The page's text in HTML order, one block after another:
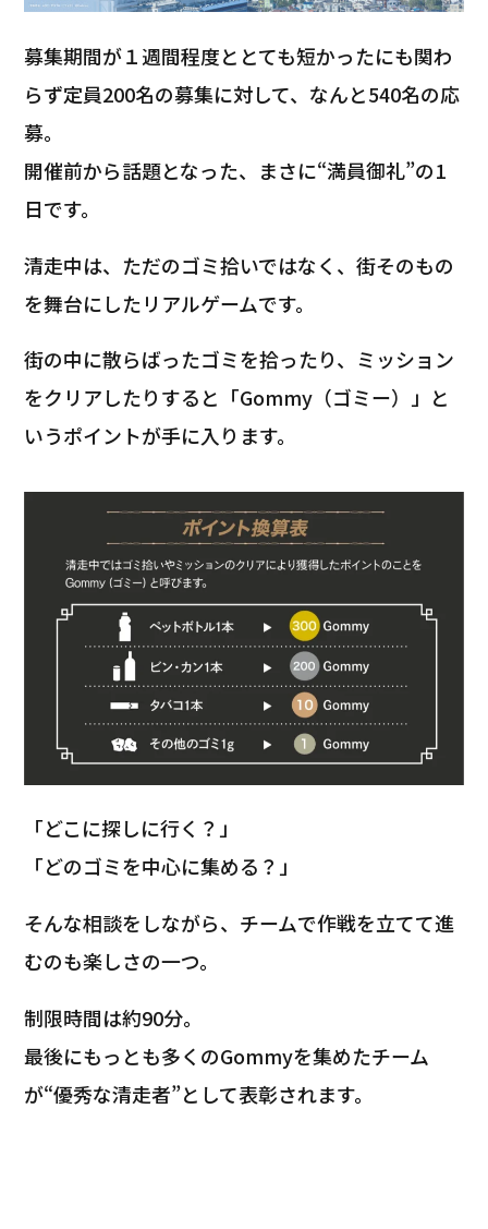
募集期間が１週間程度ととても短かったにも関わ
らず定員200名の募集に対して、なんと540名の応
募。
開催前から話題となった、まさに“満員御礼”の1
日です。
清走中は、ただのゴミ拾いではなく、街そのもの
を舞台にしたリアルゲームです。
街の中に散らばったゴミを拾ったり、ミッション
をクリアしたりすると「Gommy（ゴミー）」と
いうポイントが手に入ります。
「どこに探しに行く？」
「どのゴミを中心に集める？」
そんな相談をしながら、チームで作戦を立てて進
むのも楽しさの一つ。
制限時間は約90分。
最後にもっとも多くのGommyを集めたチーム
が“優秀な清走者”として表彰されます。